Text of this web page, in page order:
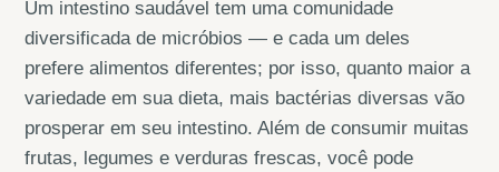
Um intestino saudável tem uma comunidade
diversificada de micróbios — e cada um deles
prefere alimentos diferentes; por isso, quanto maior a
variedade em sua dieta, mais bactérias diversas vão
prosperar em seu intestino. Além de consumir muitas
frutas, legumes e verduras frescas, você pode